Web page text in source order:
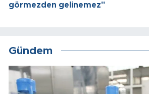
görmezden gelinemez"
Gündem